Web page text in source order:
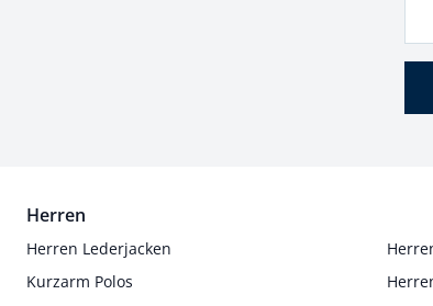
Herren
Herren Lederjacken
Kurzarm Polos